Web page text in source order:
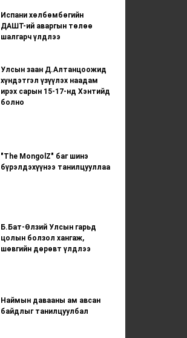
Испани хөлбөмбөгийн
ДАШТ-ий аваргын төлөө
шалгарч үлдлээ
Улсын заан Д.Алтанцоожид
хүндэтгэл үзүүлэх наадам
ирэх сарын 15-17-нд Хэнтийд
болно
"The MongolZ" баг шинэ
бүрэлдэхүүнээ танилцууллаа
Б.Бат-Өлзий Улсын гарьд
цолын болзол хангаж,
шөвгийн дөрөвт үлдлээ
Наймын давааны ам авсан
байдлыг танилцуулбал